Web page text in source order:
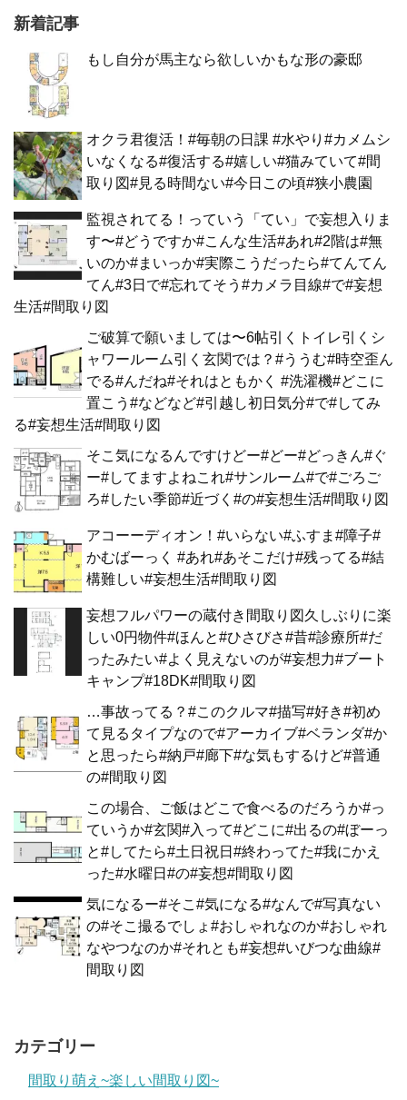
新着記事
もし自分が馬主なら欲しいかもな形の豪邸
オクラ君復活！#毎朝の日課 #水やり#カメムシ
いなくなる#復活する#嬉しい#猫みていて#間
取り図#見る時間ない#今日この頃#狭小農園
監視されてる！っていう「てい」で妄想入りま
す〜#どうですか#こんな生活#あれ#2階は#無
いのか#まいっか#実際こうだったら#てんてん
てん#3日で#忘れてそう#カメラ目線#で#妄想
生活#間取り図
ご破算で願いましては〜6帖引くトイレ引くシ
ャワールーム引く玄関では？#ううむ#時空歪ん
でる#んだね#それはともかく #洗濯機#どこに
置こう#などなど#引越し初日気分#で#してみ
る#妄想生活#間取り図
そこ気になるんですけどー#どー#どっきん#ぐ
ー#してますよねこれ#サンルーム#で#ごろご
ろ#したい季節#近づく#の#妄想生活#間取り図
アコーーディオン！#いらない#ふすま#障子#
かむばーっく #あれ#あそこだけ#残ってる#結
構難しい#妄想生活#間取り図
妄想フルパワーの蔵付き間取り図久しぶりに楽
しい0円物件#ほんと#ひさびさ#昔#診療所#だ
ったみたい#よく見えないのが#妄想力#ブート
キャンプ#18DK#間取り図
…事故ってる？#このクルマ#描写#好き#初め
て見るタイプなので#アーカイブ#ベランダ#か
と思ったら#納戸#廊下#な気もするけど#普通
の#間取り図
この場合、ご飯はどこで食べるのだろうか#っ
ていうか#玄関#入って#どこに#出るの#ぼーっ
と#してたら#土日祝日#終わってた#我にかえ
った#水曜日#の#妄想#間取り図
気になるー#そこ#気になる#なんで#写真ない
の#そこ撮るでしょ#おしゃれなのか#おしゃれ
なやつなのか#それとも#妄想#いびつな曲線#
間取り図
カテゴリー
間取り萌え~楽しい間取り図~